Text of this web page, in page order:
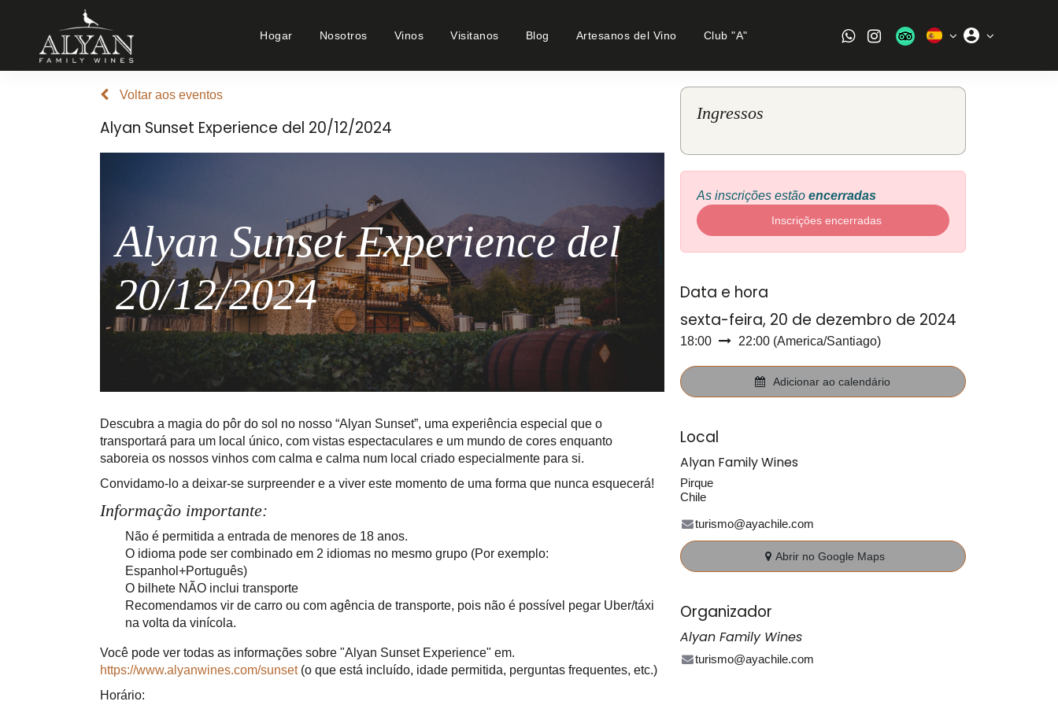
Hogar Nosotros Vinos Visitanos Blog Artesanos del Vino Club "A"
Voltar aos eventos
Alyan Sunset Experience del 20/12/2024
Alyan Sunset Experience del
20/12/2024
Descubra a magia do pôr do sol no nosso “Alyan Sunset”, uma experiência especial que o
transportará para um local único, com vistas espectaculares e um mundo de cores enquanto
saboreia os nossos vinhos com calma e calma num local criado especialmente para si.
Convidamo-lo a deixar-se surpreender e a viver este momento de uma forma que nunca esquecerá!
Informação importante:
Não é permitida a entrada de menores de 18 anos.
O idioma pode ser combinado em 2 idiomas no mesmo grupo (Por exemplo:
Espanhol+Português)
O bilhete NÃO inclui transporte
Recomendamos vir de carro ou com agência de transporte, pois não é possível pegar Uber/táxi
na volta da vinícola.
Você pode ver todas as informações sobre "Alyan Sunset Experience" em.
https://www.alyanwines.com/sunset(o que está incluído, idade permitida, perguntas frequentes, etc.)
Horário:
Ingressos
As inscrições estão encerradas
Inscrições encerradas
Data e hora
sexta-feira, 20 de dezembro de 2024
18:00 22:00(America/Santiago)
Adicionar ao calendário
Local
Alyan Family Wines
Pirque
Chile
turismo@ayachile.com
Abrir no Google Maps
Organizador
Alyan Family Wines
turismo@ayachile.com